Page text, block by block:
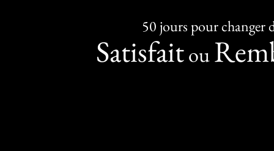
50 jours pour changer
Satisfaitou